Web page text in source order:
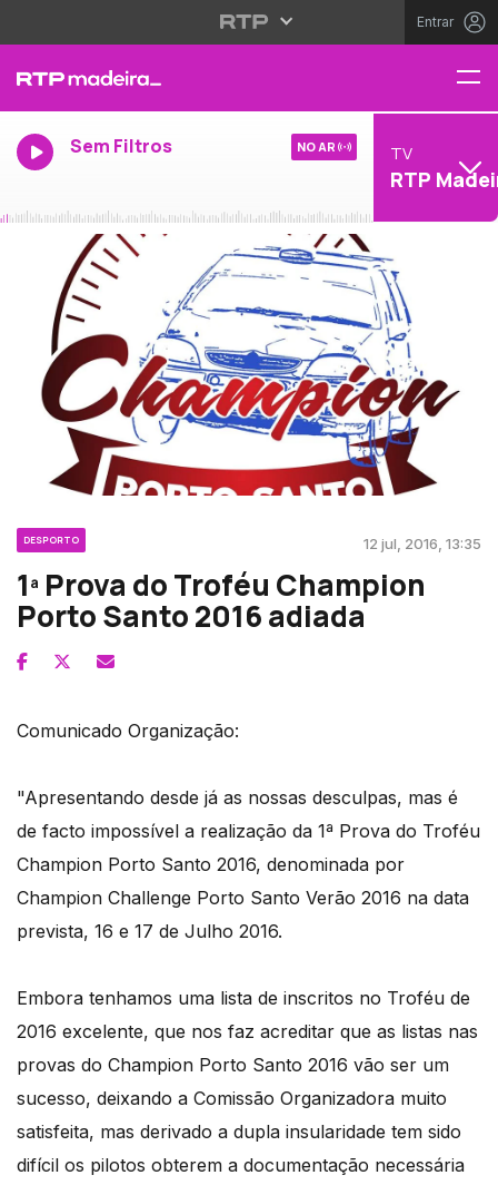
Entrar
Sem Filtros NO AR TV
RTP
DESPORTO 12 jul, 2016, 13:35
1ª Prova do Troféu Champion
Porto Santo 2016 adiada
Comunicado Organização:
"Apresentando desde já as nossas desculpas, mas é
de facto impossível a realização da 1ª Prova do Troféu
Champion Porto Santo 2016, denominada por
Champion Challenge Porto Santo Verão 2016 na data
prevista, 16 e 17 de Julho 2016.
Embora tenhamos uma lista de inscritos no Troféu de
2016 excelente, que nos faz acreditar que as listas nas
provas do Champion Porto Santo 2016 vão ser um
sucesso, deixando a Comissão Organizadora muito
satisfeita, mas derivado a dupla insularidade tem sido
difícil os pilotos obterem a documentação necessária